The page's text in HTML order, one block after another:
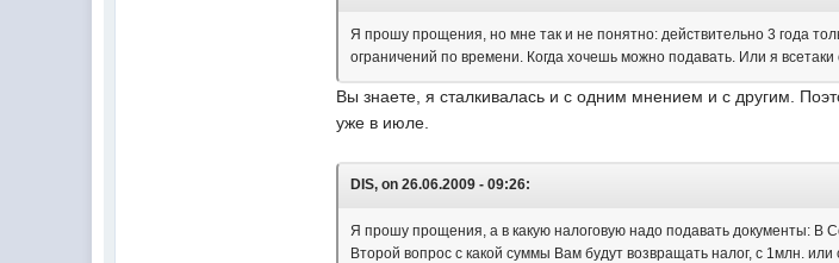
Я прошу прощения, но мне так и не понятно: действительно 3 года
ограничений по времени. Когда хочешь можно подавать. Или я
Вы знаете, я сталкивалась и с одним мнением и с другим.
уже в июле.
DIS, on 26.06.2009 - 09:26:
Я прошу прощения, а в какую налоговую надо подавать документы: В
Второй вопрос с какой суммы Вам будут возвращать налог, с 1млн. или